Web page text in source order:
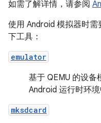
如需了解详情，请参阅
使用 Android 模拟器时
下工具：
emulator
基于 QEMU 的设
Android 运行时环境
mksdcard